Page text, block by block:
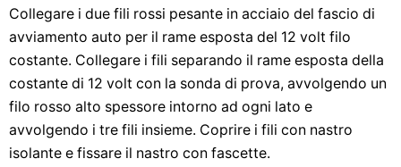
Collegare i due fili rossi pesante in acciaio del fascio di
avviamento auto per il rame esposta del 12 volt filo
costante. Collegare i fili separando il rame esposta della
costante di 12 volt con la sonda di prova, avvolgendo un
filo rosso alto spessore intorno ad ogni lato e
avvolgendo i tre fili insieme. Coprire i fili con nastro
isolante e fissare il nastro con fascette.